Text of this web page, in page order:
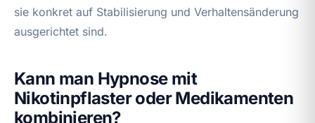
sie konkret auf Stabilisierung und Verhaltensänderung
ausgerichtet sind.
Kann man Hypnose mit
Nikotinpflaster oder Medikamenten
kombinieren?